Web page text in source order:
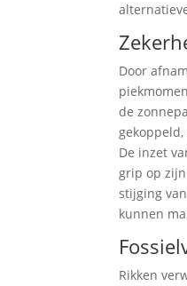
Door
de
De inzet
grip op
stijging
kunnen
Rikken